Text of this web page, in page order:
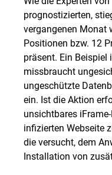
prognostizierten,
vergangenen Monat
Positionen bzw. 12
präsent. Ein Beispiel
missbraucht
ungeschützte
ein. Ist die Aktion
unsichtbares
infizierten Webseite
die versucht, dem
Installation von